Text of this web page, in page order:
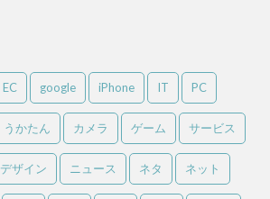
EC google iPhone IT PC
うかたん カメラ ゲーム サービス
デザイン ニュース ネタ ネット